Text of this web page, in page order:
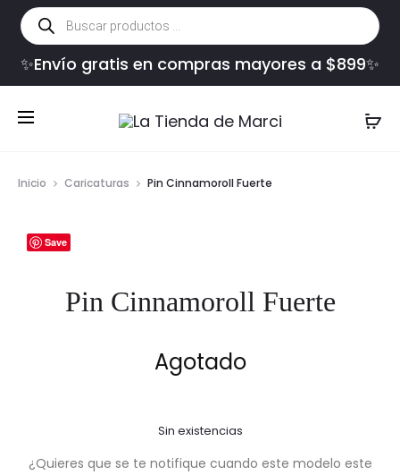
Búsqueda
de
productos
✨Envío gratis en compras mayores a $899✨
Inicio Caricaturas Pin Cinnamoroll Fuerte
Save
Pin Cinnamoroll Fuerte
Agotado
Sin existencias
¿Quieres que se te notifique cuando este modelo este